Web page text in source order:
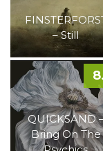
– Still
QUICKSAND
Bring On The